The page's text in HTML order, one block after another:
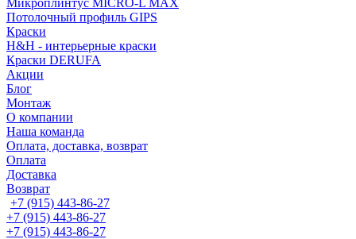
Микроплинтус MICRO-L MAX
Потолочный профиль GIPS
Краски
H&H - интерьерные краски
Краски DERUFA
Акции
Блог
Монтаж
О компании
Наша команда
Оплата, доставка, возврат
Оплата
Доставка
Возврат
+7 (915) 443-86-27
+7 (915) 443-86-27
+7 (915) 443-86-27